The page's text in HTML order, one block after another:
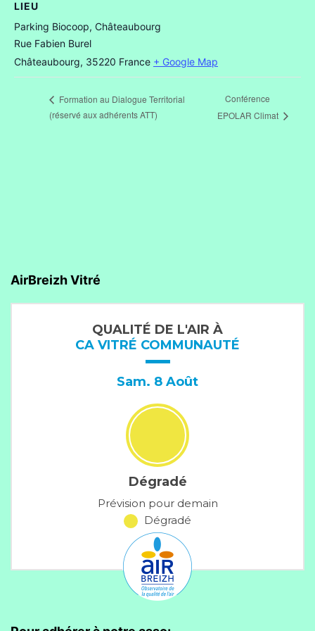
LIEU
Parking Biocoop, Châteaubourg
Rue Fabien Burel
Châteaubourg, 35220 France + Google Map
Formation au Dialogue Territorial
(réservé aux adhérents ATT)
Conférence
EPOLAR Climat
AirBreizh Vitré